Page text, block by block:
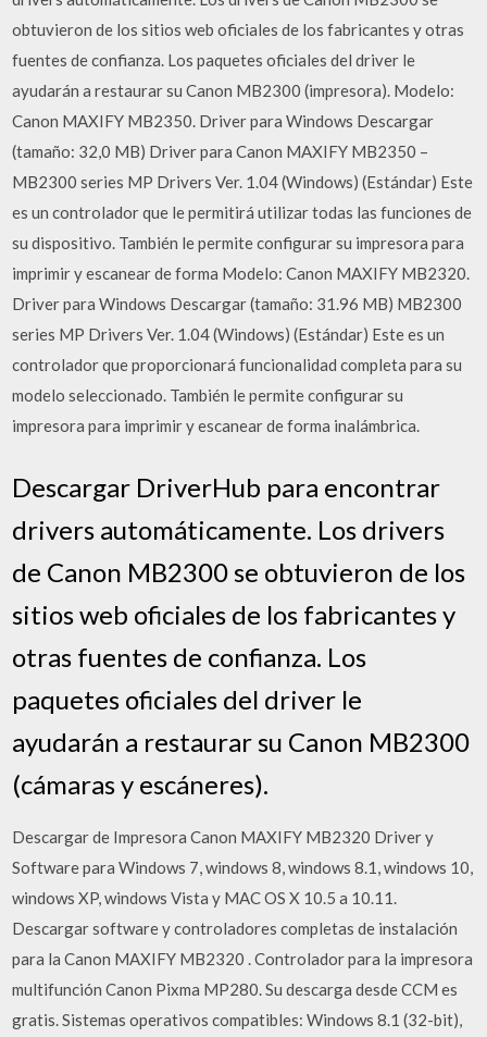
obtuvieron de los sitios web oficiales de los fabricantes y otras
fuentes de confianza. Los paquetes oficiales del driver le
ayudarán a restaurar su Canon MB2300 (impresora). Modelo:
Canon MAXIFY MB2350. Driver para Windows Descargar
(tamaño: 32,0 MB) Driver para Canon MAXIFY MB2350 –
MB2300 series MP Drivers Ver. 1.04 (Windows) (Estándar) Este
es un controlador que le permitirá utilizar todas las funciones de
su dispositivo. También le permite configurar su impresora para
imprimir y escanear de forma Modelo: Canon MAXIFY MB2320.
Driver para Windows Descargar (tamaño: 31.96 MB) MB2300
series MP Drivers Ver. 1.04 (Windows) (Estándar) Este es un
controlador que proporcionará funcionalidad completa para su
modelo seleccionado. También le permite configurar su
impresora para imprimir y escanear de forma inalámbrica.
Descargar DriverHub para encontrar
drivers automáticamente. Los drivers
de Canon MB2300 se obtuvieron de los
sitios web oficiales de los fabricantes y
otras fuentes de confianza. Los
paquetes oficiales del driver le
ayudarán a restaurar su Canon MB2300
(cámaras y escáneres).
Descargar de Impresora Canon MAXIFY MB2320 Driver y
Software para Windows 7, windows 8, windows 8.1, windows 10,
windows XP, windows Vista y MAC OS X 10.5 a 10.11.
Descargar software y controladores completas de instalación
para la Canon MAXIFY MB2320 . Controlador para la impresora
multifunción Canon Pixma MP280. Su descarga desde CCM es
gratis. Sistemas operativos compatibles: Windows 8.1 (32-bit),